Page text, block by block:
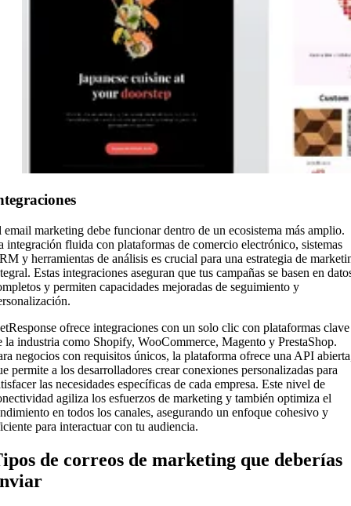
email marketing debe funcionar dentro de un ecosistema más amplio.
integración fluida con plataformas de comercio electrónico, sistemas
y herramientas de análisis es crucial para una estrategia de
Estas integraciones aseguran que tus campañas se basen en
y permiten capacidades mejoradas de seguimiento y
ofrece integraciones con un solo clic con plataformas clave
la industria como Shopify, WooCommerce, Magento y PrestaShop.
negocios con requisitos únicos, la plataforma ofrece una API
permite a los desarrolladores crear conexiones personalizadas para
las necesidades específicas de cada empresa. Este nivel de
agiliza los esfuerzos de marketing y también optimiza el
en todos los canales, asegurando un enfoque cohesivo y
para interactuar con tu audiencia.
de correos de marketing que deberías